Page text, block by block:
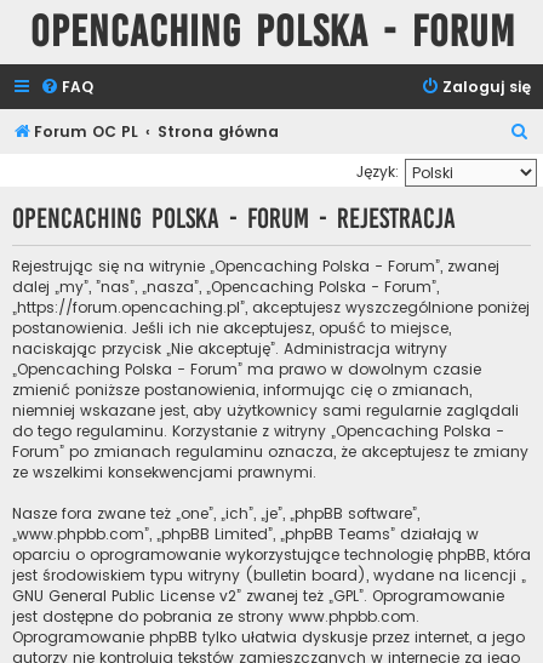
Opencaching Polska - Forum
FAQ Zaloguj się
Forum OC PL Strona główna
z
u
Język:
Opencaching Polska - Forum - Rejestracja
Rejestrując się na witrynie „Opencaching Polska - Forum”, zwanej
dalej „my”, ”nas”, „nasza”, „Opencaching Polska - Forum”,
„https://forum.opencaching.pl”, akceptujesz wyszczególnione poniżej
postanowienia. Jeśli ich nie akceptujesz, opuść to miejsce,
naciskając przycisk „Nie akceptuję”. Administracja witryny
„Opencaching Polska - Forum” ma prawo w dowolnym czasie
zmienić poniższe postanowienia, informując cię o zmianach,
niemniej wskazane jest, aby użytkownicy sami regularnie zaglądali
do tego regulaminu. Korzystanie z witryny „Opencaching Polska -
Forum” po zmianach regulaminu oznacza, że akceptujesz te zmiany
ze wszelkimi konsekwencjami prawnymi.
Nasze fora zwane też „one”, „ich”, „je”, „phpBB software”,
„www.phpbb.com”, „phpBB Limited”, „phpBB Teams” działają w
oparciu o oprogramowanie wykorzystujące technologię phpBB, która
jest środowiskiem typu witryny (bulletin board), wydane na licencji „
GNU General Public License v2” zwanej też „GPL”. Oprogramowanie
jest dostępne do pobrania ze strony www.phpbb.com.
Oprogramowanie phpBB tylko ułatwia dyskusje przez internet, a jego
autorzy nie kontrolują tekstów zamieszczanych w internecie za jego